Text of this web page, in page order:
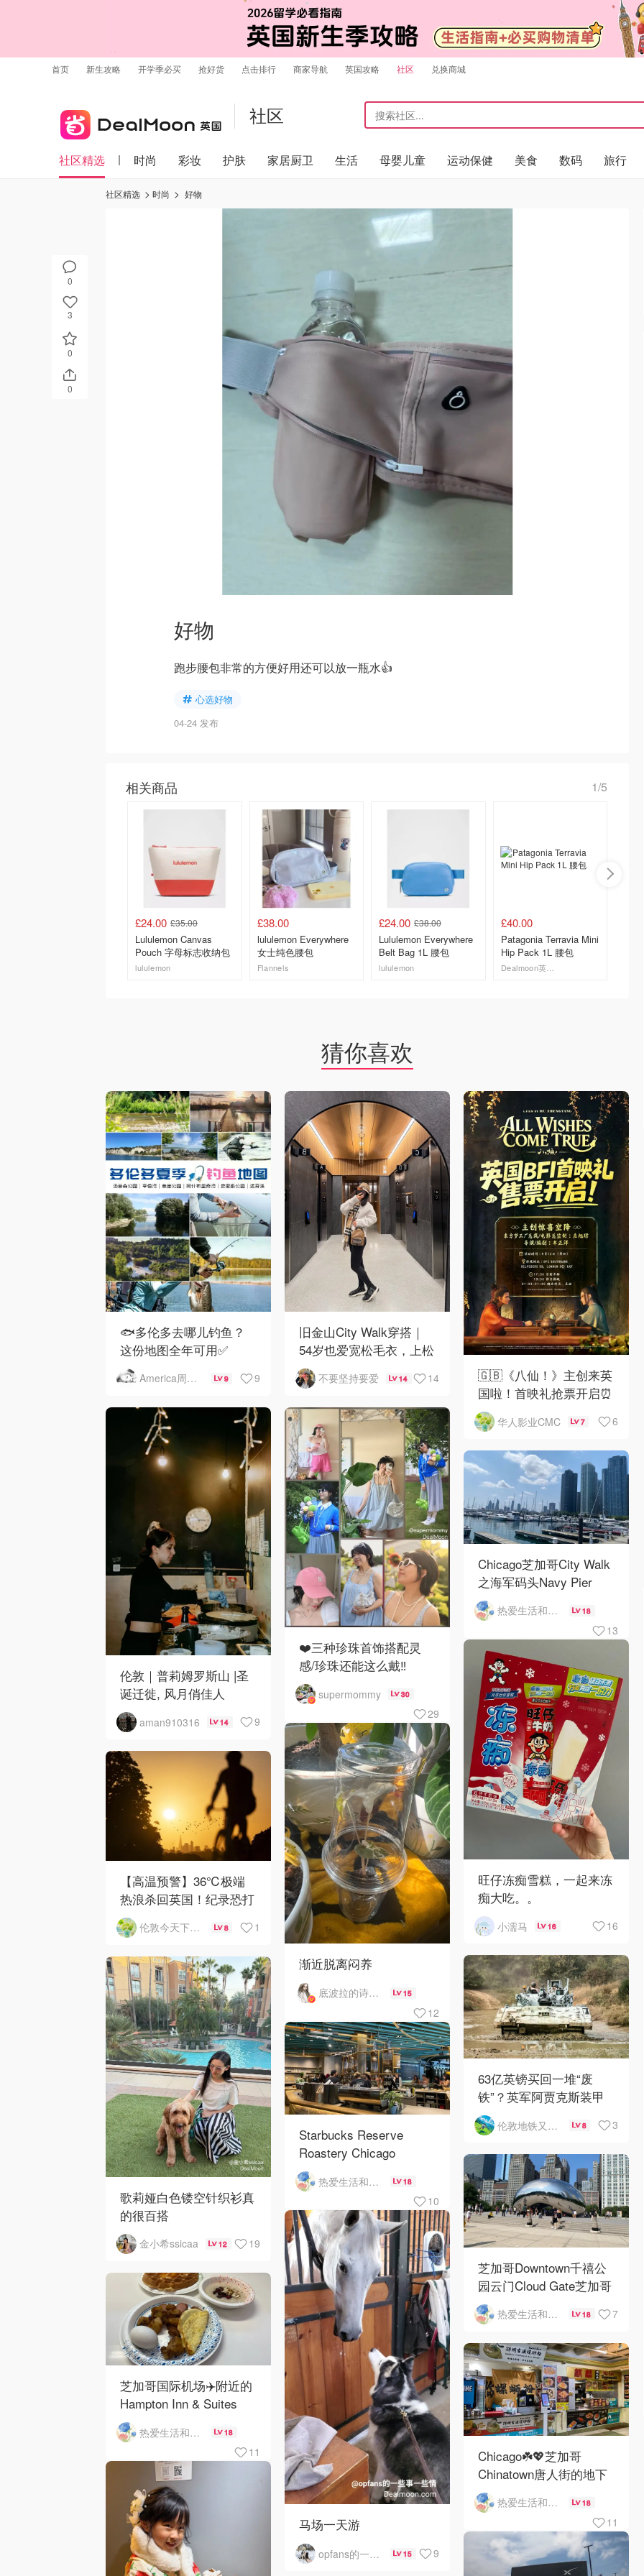
首页 新生攻略 开学季必买 抢好货 点击排行 商家导航 英国攻略 社区 兑换商城
社区
社区精选 时尚 彩妆 护肤 家居厨卫 生活 母婴儿童 运动保健 美食 数码 旅行
0
3
0
0
社区精选 时尚 好物
好物
跑步腰包非常的方便好用还可以放一瓶水👍
心选好物
04-24 发布
相关商品 1/5
£24.00 £35.00
Lululemon Canvas
Pouch 字母标志收纳包
lululemon
£38.00
lululemon Everywhere
女士纯色腰包
Flannels
£24.00 £38.00
Lululemon Everywhere
Belt Bag 1L 腰包
lululemon
£40.00
Patagonia Terravia Mini
Hip Pack 1L 腰包
Dealmoon英国省钱快报
猜你喜欢
🐟多伦多去哪儿钓鱼？
这份地图全年可用✅
America周末快讯 9 9
旧金山City Walk穿搭｜
54岁也爱宽松毛衣，上松
下紧真的很救比例
不要坚持要爱 14 14
🇬🇧《八仙！》主创来英
国啦！首映礼抢票开启⏰
华人影业CMC 7 6
伦敦｜普莉姆罗斯山 |圣
诞迁徙, 风月俏佳人
aman910316 14 9
❤️三种珍珠首饰搭配灵
感/珍珠还能这么戴‼️
supermommy 30
29
Chicago芝加哥City Walk
之海军码头Navy Pier
热爱生活和自由的轻舞飞扬 18
13
旺仔冻痴雪糕，一起来冻
痴大吃。。
小濡马 16 16
渐近脱离闷养
底波拉的诗与歌 15
12
【高温预警】36℃极端
热浪杀回英国！纪录恐打
破
伦敦今天下雨了吗 8 1
63亿英镑买回一堆“废
铁”？英军阿贾克斯装甲
车刚出库就趴窝
伦敦地铁又罢工了 8 3
歌莉娅白色镂空针织衫真
的很百搭
金小希ssicaa 12 19
Starbucks Reserve
Roastery Chicago
热爱生活和自由的轻舞飞扬 18
10
芝加哥Downtown千禧公
园云门Cloud Gate芝加哥
河街景❤️鳞次栉比的高楼
热爱生活和自由的轻舞飞扬 18 7
马场一天游
opfans的一些事一些情 15 9
芝加哥国际机场✈️附近的
Hampton Inn & Suites
Rosemont Chicago
O'Hare自助早餐
热爱生活和自由的轻舞飞扬 18
11
Chicago☘️💖芝加哥
Chinatown唐人街的地下
mini小美食城
热爱生活和自由的轻舞飞扬 18
11